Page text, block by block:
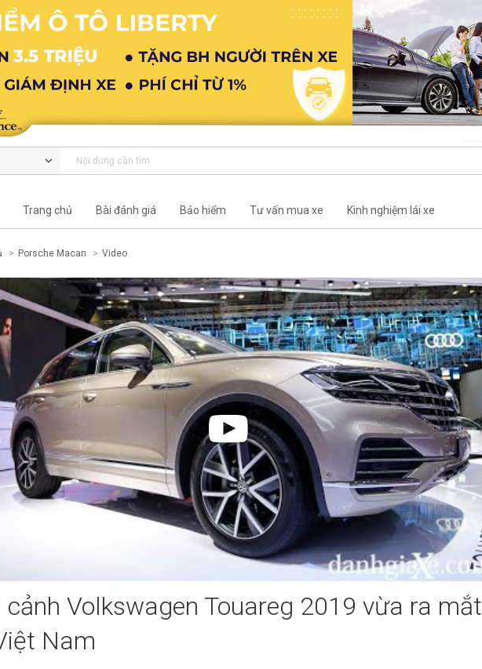
Trang chủ Bài đánh giá Bảo hiểm Tư vấn mua xe Kinh nghiệm lái xe
Porsche Macan Video
cảnh Volkswagen Touareg 2019 vừa ra mắt
Nam